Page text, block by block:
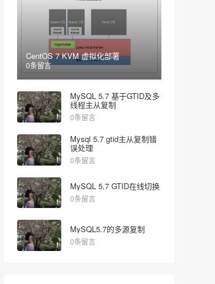
CentOS 7 KVM 虚拟化部署
0条留言
MySQL 5.7 基于GTID及多
线程主从复制
0条留言
Mysql 5.7 gtid主从复制错
误处理
0条留言
MySQL 5.7 GTID在线切换
0条留言
MySQL5.7的多源复制
0条留言